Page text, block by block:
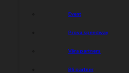
Event
Prova speedway
Våra partners
Bli partner
– Marknad & Event
– Organisation